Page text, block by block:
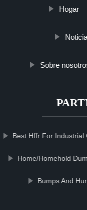
Hogar
Sobre
Best Hffr For Industrial
Home/Homehold
Bumps And